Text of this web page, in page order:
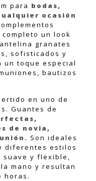
para bodas,
ocasión
un look
granates
sofisticados y
un toque especial
bautizos
en uno de
Guantes de
de novia,
Son ideales
diferentes estilos
suave y flexible,
mano y resultan
horas.